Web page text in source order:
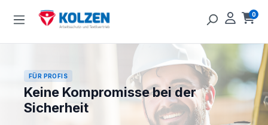
Zum Hauptinhalt springen 0
FÜR PROFIS
Keine Kompromisse bei der
Sicherheit